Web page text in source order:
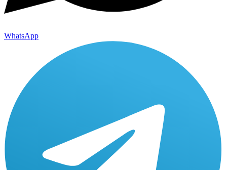
WhatsApp